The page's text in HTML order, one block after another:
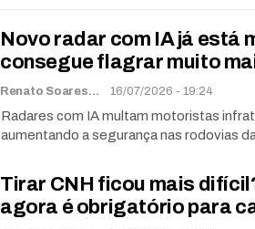
Novo radar com IA já está
consegue flagrar muito
Renato Soares 16/07/2026 - 19:24
Radares com IA multam motoristas
aumentando a segurança nas rodovias
Tirar CNH ficou mais
agora é obrigatório para